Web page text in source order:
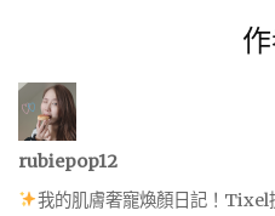
rubiepop12
我的肌膚奢寵煥顏日記！